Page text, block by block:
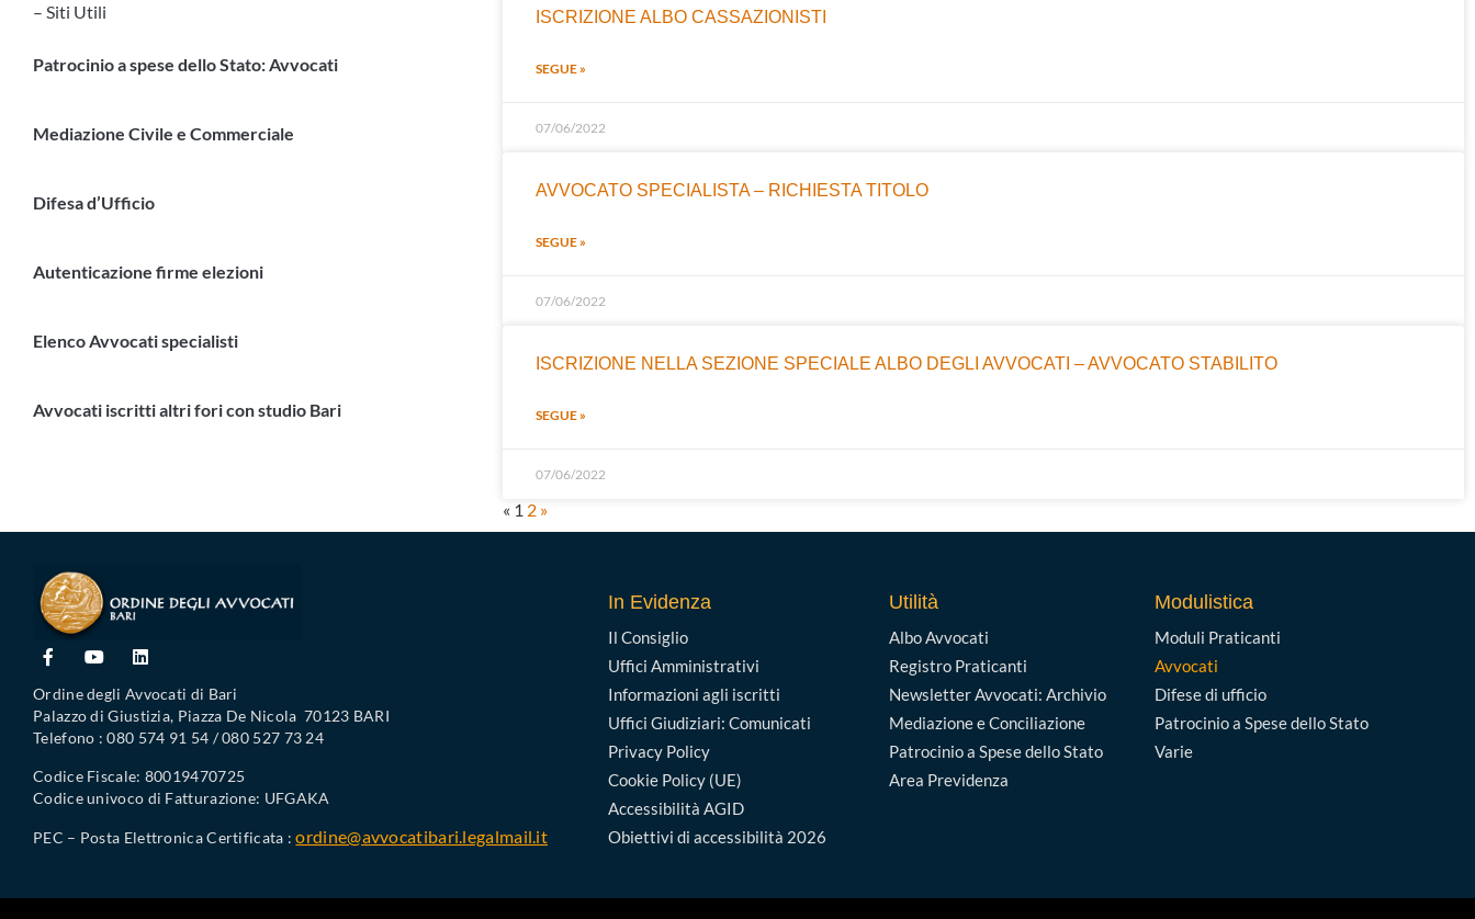
– Siti Utili
Patrocinio a spese dello Stato: Avvocati
Mediazione Civile e Commerciale
Difesa d’Ufficio
Autenticazione firme elezioni
Elenco Avvocati specialisti
Avvocati iscritti altri fori con studio Bari
ISCRIZIONE ALBO CASSAZIONISTI
SEGUE »
07/06/2022
AVVOCATO SPECIALISTA – RICHIESTA TITOLO
SEGUE »
07/06/2022
ISCRIZIONE NELLA SEZIONE SPECIALE ALBO DEGLI AVVOCATI – AVVOCATO STABILITO
SEGUE »
07/06/2022
« 1 2 »
Ordine degli Avvocati di Bari
Palazzo di Giustizia, Piazza De Nicola 70123 BARI
Telefono : 080 574 91 54 / 080 527 73 24
Codice Fiscale: 80019470725
Codice univoco di Fatturazione: UFGAKA
PEC – Posta Elettronica Certificata :ordine@avvocatibari.legalmail.it
In Evidenza
Il Consiglio
Uffici Amministrativi
Informazioni agli iscritti
Uffici Giudiziari: Comunicati
Privacy Policy
Cookie Policy (UE)
Accessibilità AGID
Obiettivi di accessibilità 2026
Utilità
Albo Avvocati
Registro Praticanti
Newsletter Avvocati: Archivio
Mediazione e Conciliazione
Patrocinio a Spese dello Stato
Area Previdenza
Modulistica
Moduli Praticanti
Avvocati
Difese di ufficio
Patrocinio a Spese dello Stato
Varie